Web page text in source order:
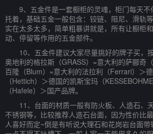
9、五金件是一套橱柜的灵魂，柜门每天不
托着，基础五金一般包含：铰链、阻尼、滑轨
实在太多太多，简单粗暴讲就是，所有让橱柜
动、停留等作用的五金部件。
10、五金件建议大家尽量挑好的牌子买，
奥地利的格拉斯（GRASS）=意大利的萨郦奇
百隆（Blum）=意大利的法拉利（Ferrari）＞
（Hettich）＞德国的凯斯宝玛（
（Hafele）＞国产品牌。
11、台面的材质一般有防火板、人造石、天
不锈钢等，比较推荐人造石台面，因为性价比
人喜好而定~倒是有听说大理石和花岗岩台面